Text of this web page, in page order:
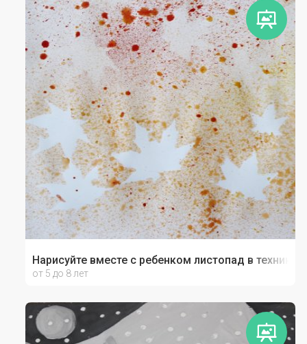
Нарисуйте вместе с ребенком листопад в технике
от 5 до 8 лет